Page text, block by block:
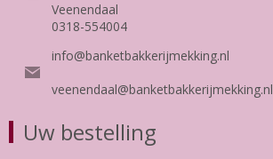
Veenendaal
0318-554004
info@banketbakkerijmekking.nl
veenendaal@banketbakkerijmekking.nl
Uw bestelling